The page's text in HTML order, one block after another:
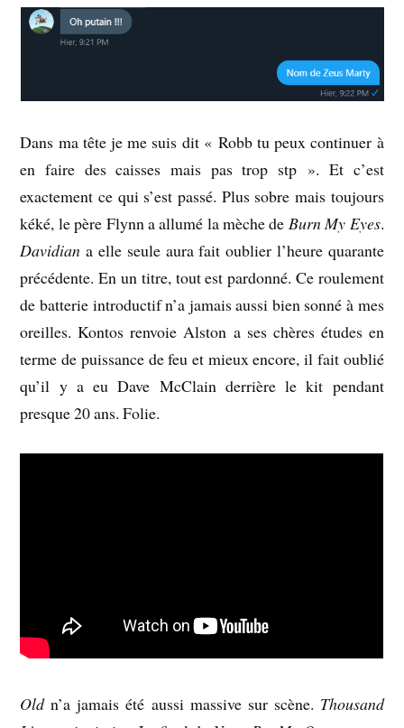
Dans ma tête je me suis dit « Robb tu peux continuer à
en faire des caisses mais pas trop stp ». Et c’est
exactement ce qui s’est passé. Plus sobre mais toujours
kéké, le père Flynn a allumé la mèche de Burn My Eyes.
Davidian a elle seule aura fait oublier l’heure quarante
précédente. En un titre, tout est pardonné. Ce roulement
de batterie introductif n’a jamais aussi bien sonné à mes
oreilles. Kontos renvoie Alston a ses chères études en
terme de puissance de feu et mieux encore, il fait oublié
qu’il y a eu Dave McClain derrière le kit pendant
presque 20 ans. Folie.
Oldn’a jamais été aussi massive sur scène. Thousand